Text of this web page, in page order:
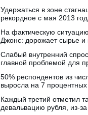
Удержаться в зоне
рекордное с мая 2013
На фактическую
Джонс: дорожает сырье и
Слабый внутренний
главной проблемой для
50% респондентов из
выросла на 7 процентных
Каждый третий отметил
девальвацию рубля, из-